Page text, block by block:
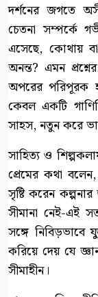
দর্শনের জগতে
চেতনা সম্পর্কে
এসেছে, কোথায়
অনন্ত? এমন
অপরের পরিপূরক
কেবল একটি
সাহস, নতুন করে
সাহিত্য ও
প্রেমের কথা
সৃষ্টি করেন
সীমানা নেই-এই
সঙ্গে
করিয়ে দেয় যে
সীমাহীন।